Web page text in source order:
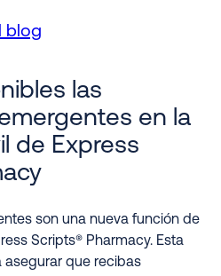
blog
las
en la
de Express
son una nueva función de
Scripts® Pharmacy. Esta
asegurar que recibas